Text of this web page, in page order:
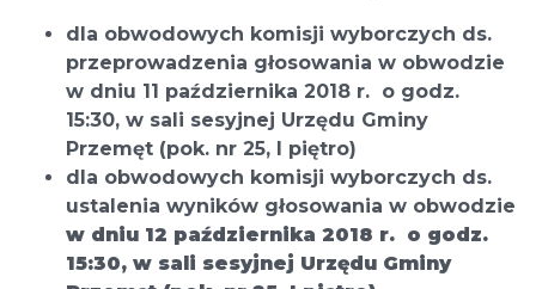
dla obwodowych komisji wyborczych ds.
przeprowadzenia głosowania w obwodzie
w dniu 11 października 2018 r. o godz.
15:30, w sali sesyjnej Urzędu Gminy
Przemęt (pok. nr 25, I piętro)
dla obwodowych komisji wyborczych ds.
ustalenia wyników głosowania w obwodzie
w dniu 12 października 2018 r. o godz.
15:30, w sali sesyjnej Urzędu Gminy